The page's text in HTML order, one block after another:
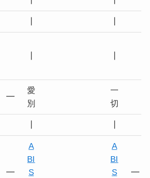
━
愛
別
一
切
━
A
BI
S
A
BI
S
━